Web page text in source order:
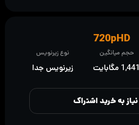
نیاز به خرید اشتراک
حجم میانگین
1,441 مگابایت
نوع زیرنویس
زیرنویس جدا
720pHD